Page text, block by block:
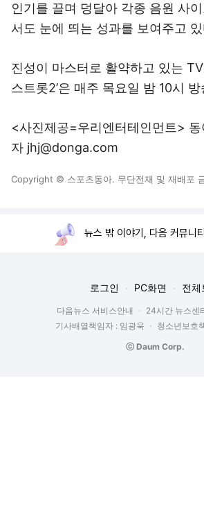
인기를 끌며 덩달아 각종 음원 사
서도 눈에 띄는 성과를 보여주고
진성이 마스터로 활약하고 있는 TV
스트롯2’은 매주 목요일 밤 10시
<사진제공=우리엔터테인먼트> 동
자 jhj@donga.com
Copyright © 스포츠동아. 무단전재 및 재배포
뉴스 밖 이야기, 다음 커뮤니
로그인 PC화면 전체
다음뉴스 서비스안내 24시간 뉴스센
기사배열책임자 : 임광욱
청소년보호
ⓒ Daum Corp.